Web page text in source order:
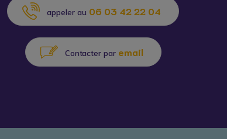
appeler au 06 03 42 22 04
Contacter par email